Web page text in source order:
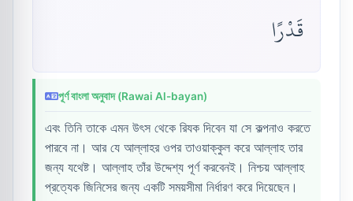
قَدْرًا
পূর্ণ বাংলা অনুবাদ (Rawai Al-bayan)
এবং তিনি তাকে এমন উৎস থেকে রিযক দিবেন যা সে কল্পনাও করতে
পারবে না। আর যে আল্লাহর ওপর তাওয়াক্কুল করে আল্লাহ তার
জন্য যথেষ্ট। আল্লাহ তাঁর উদ্দেশ্য পূর্ণ করবেনই। নিশ্চয় আল্লাহ
প্রত্যেক জিনিসের জন্য একটি সময়সীমা নির্ধারণ করে দিয়েছেন।